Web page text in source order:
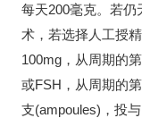
每天200毫克。若
术，若选择人工授
100mg，从周期的
或FSH，从周期的
支(ampoules)，投